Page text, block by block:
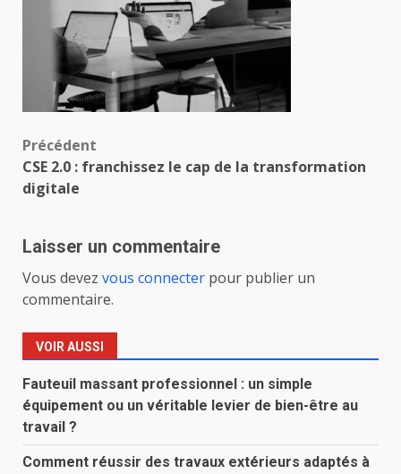
Navigation
d’article
Précédent
CSE 2.0 : franchissez le cap de la transformation
digitale
Laisser un commentaire
Vous devez vous connecter pour publier un
commentaire.
VOIR AUSSI
Fauteuil massant professionnel : un simple
équipement ou un véritable levier de bien-être au
travail ?
Comment réussir des travaux extérieurs adaptés à